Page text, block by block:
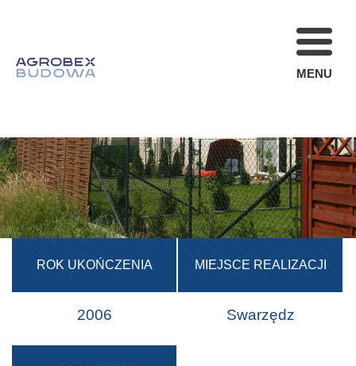
MENU
AKTUALNOŚCI
STREFA
OFERTA
KARIERA
KONTAKT
ROK UKOŃCZENIA
2006
MIEJSCE REALIZACJI
Swarzędz